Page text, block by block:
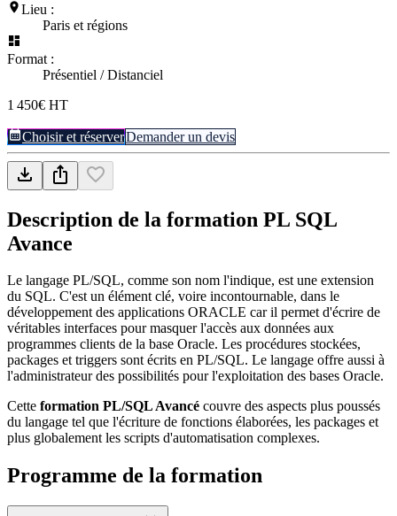
Lieu :
Paris et régions
Format :
Présentiel / Distanciel
1 450€ HT
Choisir et réserverDemander un devis
Description de la formation PL SQL
Avance
Le langage PL/SQL, comme son nom l'indique, est une extension
du SQL. C'est un élément clé, voire incontournable, dans le
développement des applications ORACLE car il permet d'écrire de
véritables interfaces pour masquer l'accès aux données aux
programmes clients de la base Oracle. Les procédures stockées,
packages et triggers sont écrits en PL/SQL. Le langage offre aussi à
l'administrateur des possibilités pour l'exploitation des bases Oracle.
Cette formation PL/SQL Avancé couvre des aspects plus poussés
du langage tel que l'écriture de fonctions élaborées, les packages et
plus globalement les scripts d'automatisation complexes.
Programme de la formation